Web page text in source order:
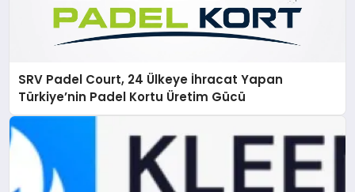
SRV Padel Court, 24 Ülkeye İhracat Yapan
Türkiye’nin Padel Kortu Üretim Gücü